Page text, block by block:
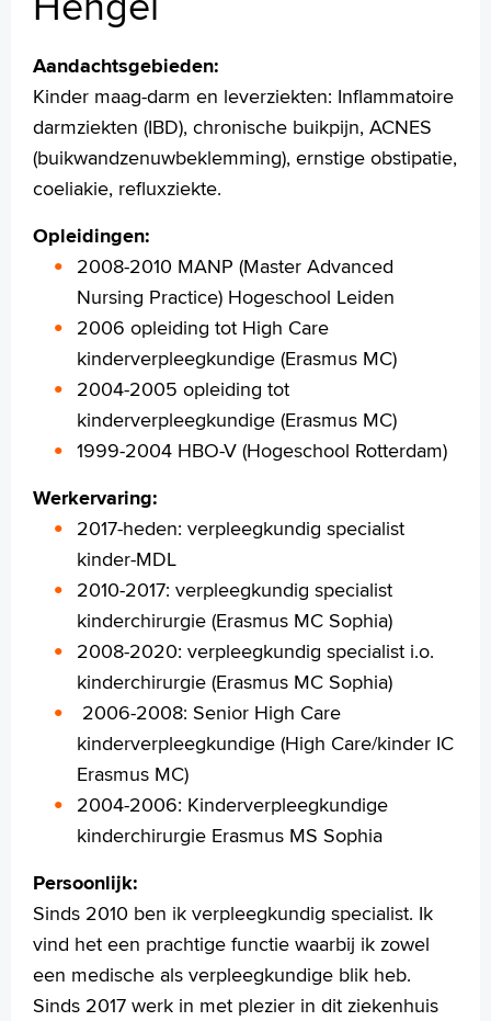
Medewerkers
Contact
MijnASz
Verwijzers
Wetenschappelijk onderzoek
Tekstgrootte A+
Voorleesfunctie
Language
Zoeken
English
Français
Polski
Türkçe
Arabisch
Aandachtsgebieden:
Kinder maag-darm en leverziekten: Inflammatoire
darmziekten (IBD), chronische buikpijn, ACNES
(buikwandzenuwbeklemming), ernstige obstipatie,
coeliakie, refluxziekte.
Opleidingen:
2008-2010 MANP (Master Advanced
Nursing Practice) Hogeschool Leiden
2006 opleiding tot High Care
kinderverpleegkundige (Erasmus MC)
2004-2005 opleiding tot
kinderverpleegkundige (Erasmus MC)
1999-2004 HBO-V (Hogeschool Rotterdam)
Werkervaring:
2017-heden: verpleegkundig specialist
kinder-MDL
2010-2017: verpleegkundig specialist
kinderchirurgie (Erasmus MC Sophia)
2008-2020: verpleegkundig specialist i.o.
kinderchirurgie (Erasmus MC Sophia)
2006-2008: Senior High Care
kinderverpleegkundige (High Care/kinder IC
Erasmus MC)
2004-2006: Kinderverpleegkundige
kinderchirurgie Erasmus MS Sophia
Persoonlijk:
Sinds 2010 ben ik verpleegkundig specialist. Ik
vind het een prachtige functie waarbij ik zowel
een medische als verpleegkundige blik heb.
Sinds 2017 werk in met plezier in dit ziekenhuis